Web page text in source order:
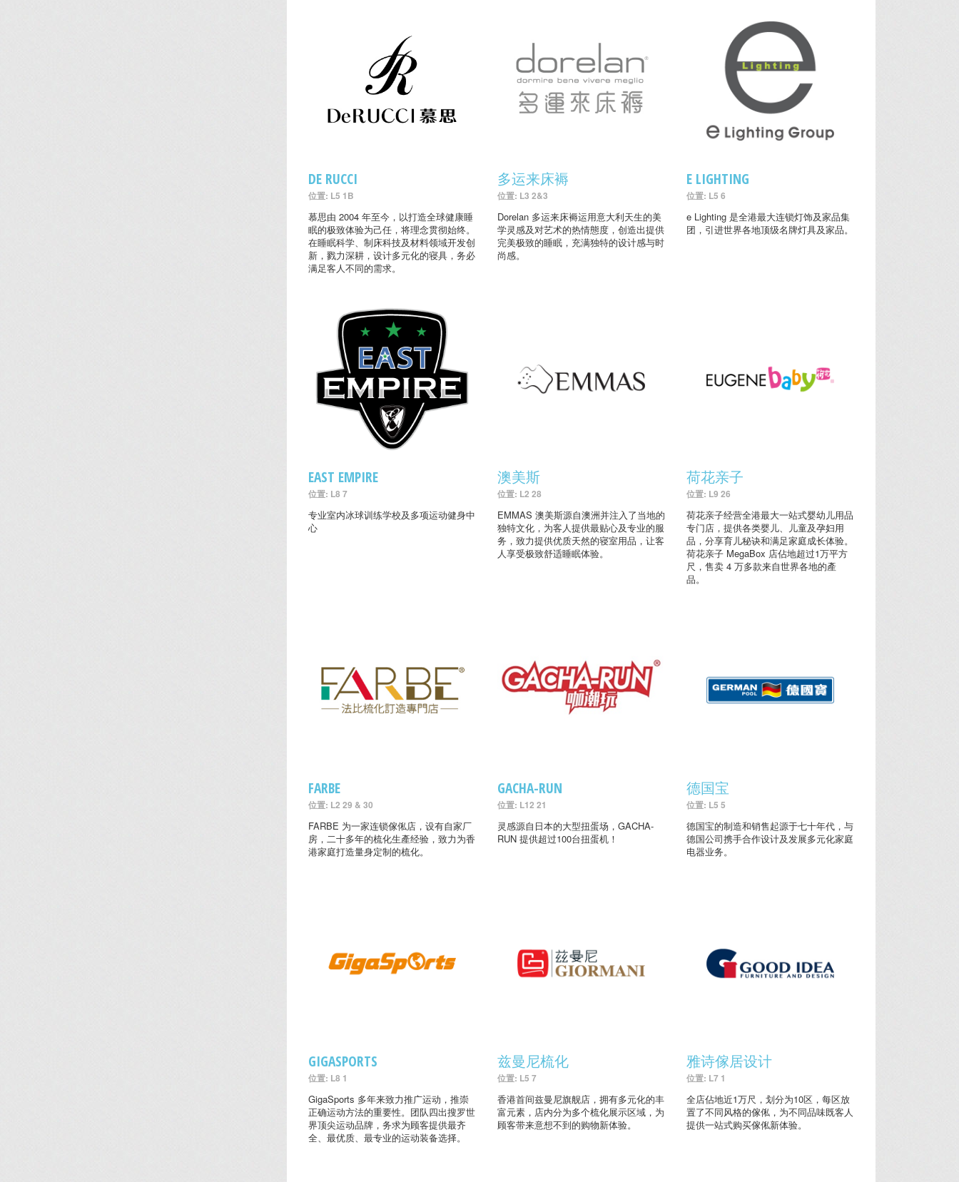
DE RUCCI
位置: L5 1B
慕思由 2004 年至今，以打造全球健康睡
眠的极致体验为己任，将理念贯彻始终。
在睡眠科学、制床科技及材料领域开发创
新，戮力深耕，设计多元化的寝具，务必
满足客人不同的需求。
多运来床褥
位置: L3 2&3
Dorelan 多运来床褥运用意大利天生的美
学灵感及对艺术的热情態度，创造出提供
完美极致的睡眠，充满独特的设计感与时
尚感。
E LIGHTING
位置: L5 6
e Lighting 是全港最大连锁灯饰及家品集
团，引进世界各地顶级名牌灯具及家品。
EAST EMPIRE
位置: L8 7
专业室内冰球训练学校及多项运动健身中
心
澳美斯
位置: L2 28
EMMAS 澳美斯源自澳洲并注入了当地的
独特文化，为客人提供最贴心及专业的服
务，致力提供优质天然的寝室用品，让客
人享受极致舒适睡眠体验。
荷花亲子
位置: L9 26
荷花亲子经营全港最大一站式婴幼儿用品
专门店，提供各类婴儿、儿童及孕妇用
品，分享育儿秘诀和满足家庭成长体验。
荷花亲子 MegaBox 店佔地超过1万平方
尺，售卖 4 万多款来自世界各地的產
品。
FARBE
位置: L2 29 & 30
FARBE 为一家连锁傢俬店，设有自家厂
房，二十多年的梳化生產经验，致力为香
港家庭打造量身定制的梳化。
GACHA-RUN
位置: L12 21
灵感源自日本的大型扭蛋场，GACHA-
RUN 提供超过100台扭蛋机！
德国宝
位置: L5 5
德国宝的制造和销售起源于七十年代，与
德国公司携手合作设计及发展多元化家庭
电器业务。
GIGASPORTS
位置: L8 1
GigaSports 多年来致力推广运动，推崇
正确运动方法的重要性。团队四出搜罗世
界顶尖运动品牌，务求为顾客提供最齐
全、最优质、最专业的运动装备选择。
兹曼尼梳化
位置: L5 7
香港首间兹曼尼旗舰店，拥有多元化的丰
富元素，店内分为多个梳化展示区域，为
顾客带来意想不到的购物新体验。
雅诗傢居设计
位置: L7 1
全店佔地近1万尺，划分为10区，每区放
置了不同风格的傢俬，为不同品味既客人
提供一站式购买傢俬新体验。